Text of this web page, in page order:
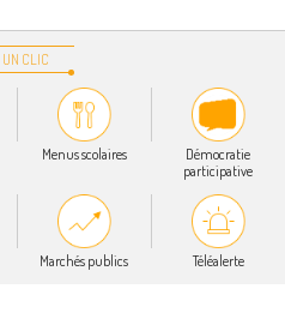
UN CLIC
Menus scolaires
Démocratie
participative
Marchés publics Téléalerte